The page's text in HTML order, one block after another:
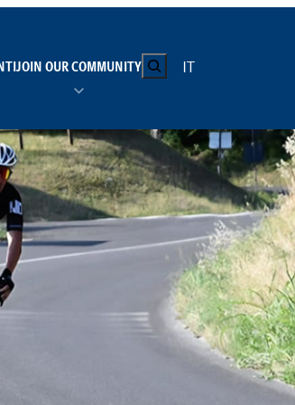
TEAM MANAGER AS LUISS
FORMAZIONE
TRASPARENZA E ETICA
MODELLO ORGANIZZATIVO E CODICE CONDOTTA
News NUOTO
PADEL
JOIN OUR COMMUNITYCERCA